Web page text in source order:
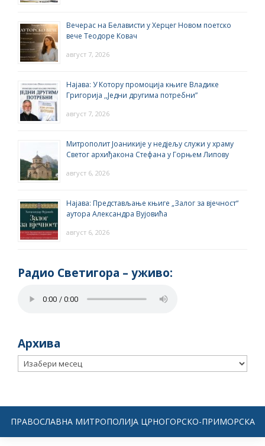
Вечерас на Белависти у Херцег Новом поетско
вече Теодоре Ковач
август 7, 2026
Најава: У Котору промоција књиге Владике
Григорија ,,Једни другима потребни”
август 7, 2026
Митрополит Јоаникије у недјељу служи у храму
Светог архиђакона Стефана у Горњем Липову
август 6, 2026
Најава: Представљање књиге „Залог за вјечност“
аутора Александра Вујовића
август 6, 2026
Радио Светигора – yживо:
Архива
Архива
ПРАВОСЛАВНА МИТРОПОЛИЈА ЦРНОГОРСКО-ПРИМОРСКА